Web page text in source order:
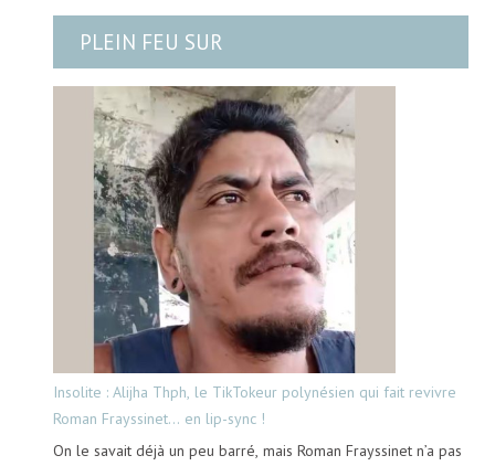
PLEIN FEU SUR
Insolite : Alijha Thph, le TikTokeur polynésien qui fait revivre
Roman Frayssinet… en lip-sync !
On le savait déjà un peu barré, mais Roman Frayssinet n’a pas